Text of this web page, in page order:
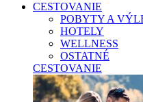
CESTOVANIE
POBYTY A
HOTELY
WELLNESS
OSTATNÉ
CESTOVANIE